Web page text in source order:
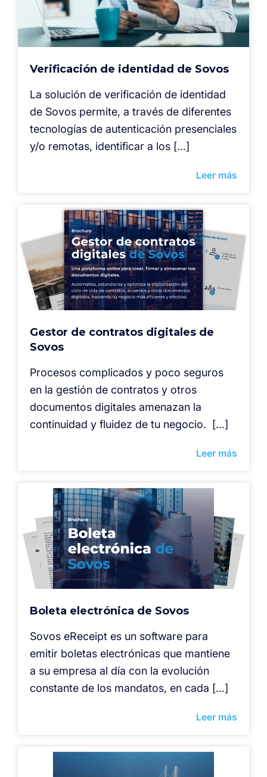
Verificación de identidad de Sovos
La solución de verificación de identidad
de Sovos permite, a través de diferentes
tecnologías de autenticación presenciales
y/o remotas, identificar a los […]
Leer más
Gestor de contratos digitales de
Sovos
Procesos complicados y poco seguros
en la gestión de contratos y otros
documentos digitales amenazan la
continuidad y fluidez de tu negocio. […]
Leer más
Boleta electrónica de Sovos
Sovos eReceipt es un software para
emitir boletas electrónicas que mantiene
a su empresa al día con la evolución
constante de los mandatos, en cada […]
Leer más